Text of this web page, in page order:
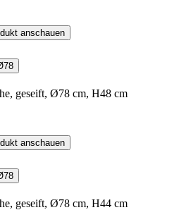
anschauen
geseift, Ø78 cm, H48 cm
anschauen
geseift, Ø78 cm, H44 cm